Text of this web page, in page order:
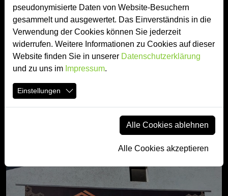
pseudonymisierte Daten von Website-Besuchern
gesammelt und ausgewertet. Das Einverständnis in die
Verwendung der Cookies können Sie jederzeit
widerrufen. Weitere Informationen zu Cookies auf dieser
Website finden Sie in unserer Datenschutzerklärung
und zu uns im Impressum.
Einstellungen
Alle Cookies ablehnen
Alle Cookies akzeptieren